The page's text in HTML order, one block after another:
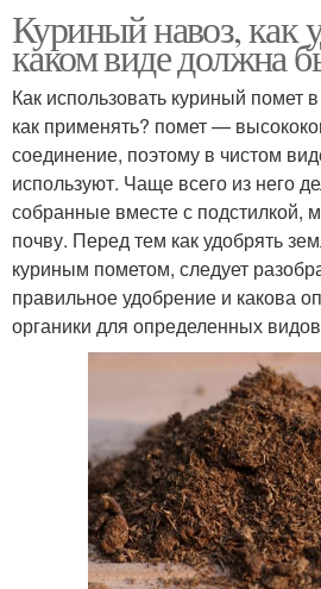
Куриный навоз, как
каком виде должна
Как использовать куриный помет
как применять? помет —
соединение, поэтому в чистом
используют. Чаще всего из него
собранные вместе с подстилкой,
почву. Перед тем как удобрять
куриным пометом, следует
правильное удобрение и какова
органики для определенных